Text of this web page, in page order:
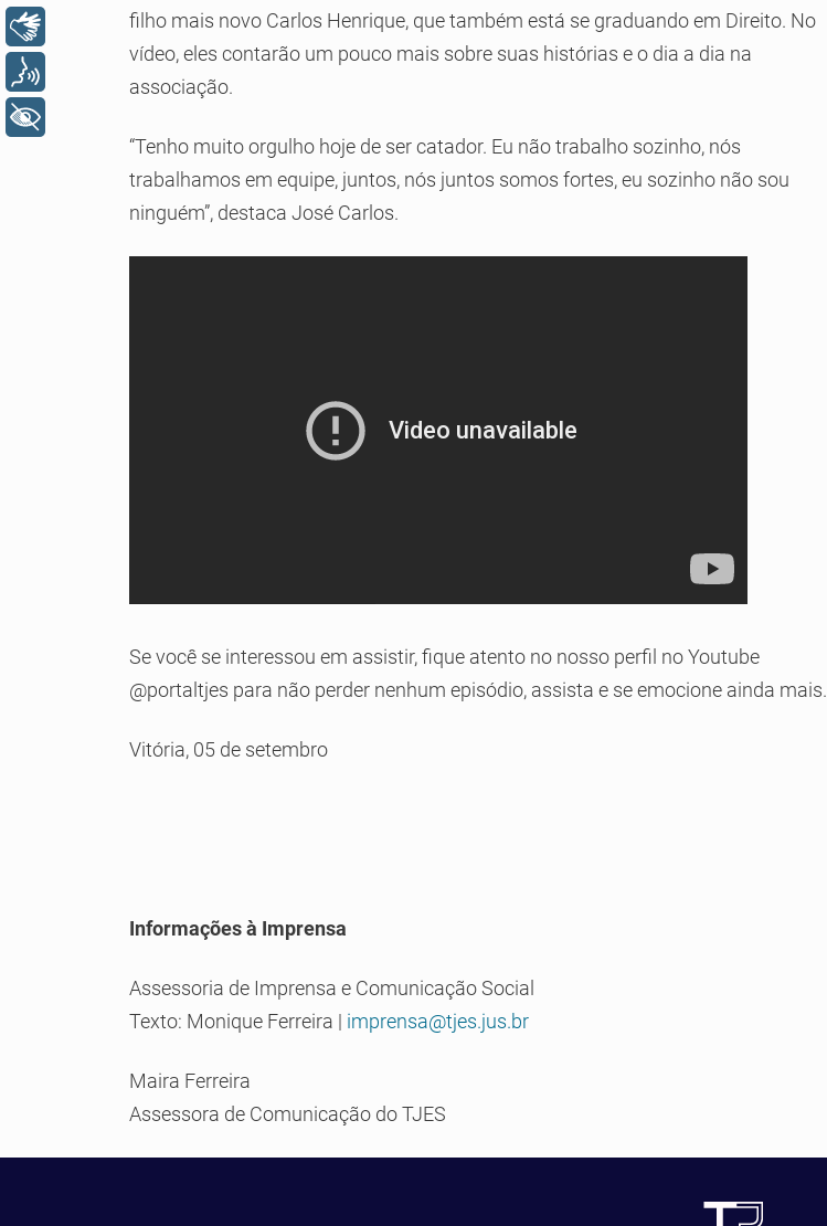
filho mais novo Carlos Henrique, que também está se graduando em Direito. No
vídeo, eles contarão um pouco mais sobre suas histórias e o dia a dia na
associação.
“Tenho muito orgulho hoje de ser catador. Eu não trabalho sozinho, nós
trabalhamos em equipe, juntos, nós juntos somos fortes, eu sozinho não sou
ninguém”, destaca José Carlos.
Se você se interessou em assistir, fique atento no nosso perfil no Youtube
@portaltjes para não perder nenhum episódio, assista e se emocione ainda mais.
Vitória, 05 de setembro
Informações à Imprensa
Assessoria de Imprensa e Comunicação Social
Texto: Monique Ferreira | imprensa@tjes.jus.br
Maira Ferreira
Assessora de Comunicação do TJES